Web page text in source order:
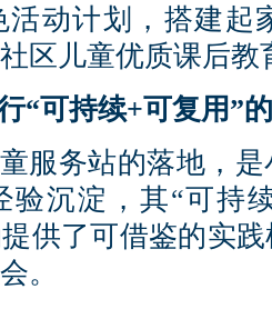
活动计划，搭建起
区儿童优质课后教
“可持续+可复用”
服务站的落地，
验沉淀，其“可持
供了可借鉴的实
。